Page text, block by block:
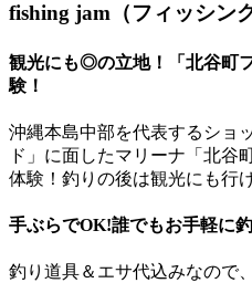
fishing jam（フィッシン
観光にも◎の立地！「北谷町
験！
沖縄本島中部を代表するショ
ド」に面したマリーナ「北谷
体験！釣りの後は観光にも行
手ぶらでOK!誰でもお手軽に
釣り道具＆エサ代込みなので